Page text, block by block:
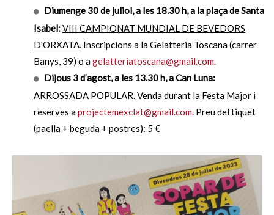
Diumenge 30 de juliol, a les 18.30 h, a la plaça de Santa
Isabel:VIII CAMPIONAT MUNDIAL DE BEVEDORS
D'ORXATA. Inscripcions a la Gelatteria Toscana (carrer
Banys, 39) o agelatteriatoscana@gmail.com.
Dijous 3 d’agost, a les 13.30 h, a Can Luna:
ARROSSADA POPULAR. Venda durant la Festa Major i
reserves aprojectemexclat@gmail.com. Preu del tiquet
(paella + beguda + postres): 5 €